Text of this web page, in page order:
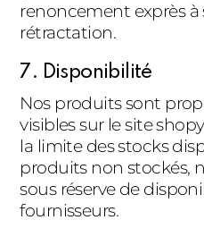
renoncement exprès
rétractation.
7. Disponibilité
Nos produits sont
visibles sur le site
la limite des stocks
produits non stockés,
sous réserve de
fournisseurs.